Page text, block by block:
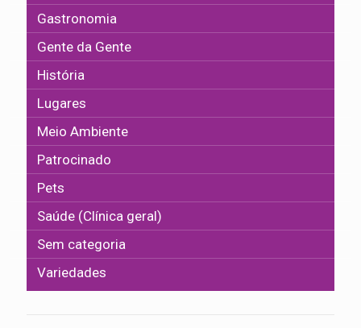
Gastronomia
Gente da Gente
História
Lugares
Meio Ambiente
Patrocinado
Pets
Saúde (Clínica geral)
Sem categoria
Variedades